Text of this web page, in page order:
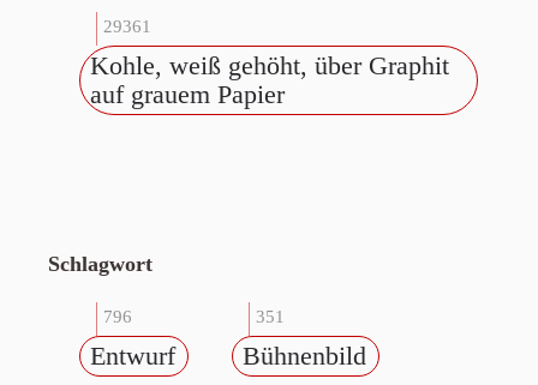
29361
Kohle, weiß gehöht, über Graphit
auf grauem Papier
Schlagwort
796
Entwurf
351
Bühnenbild